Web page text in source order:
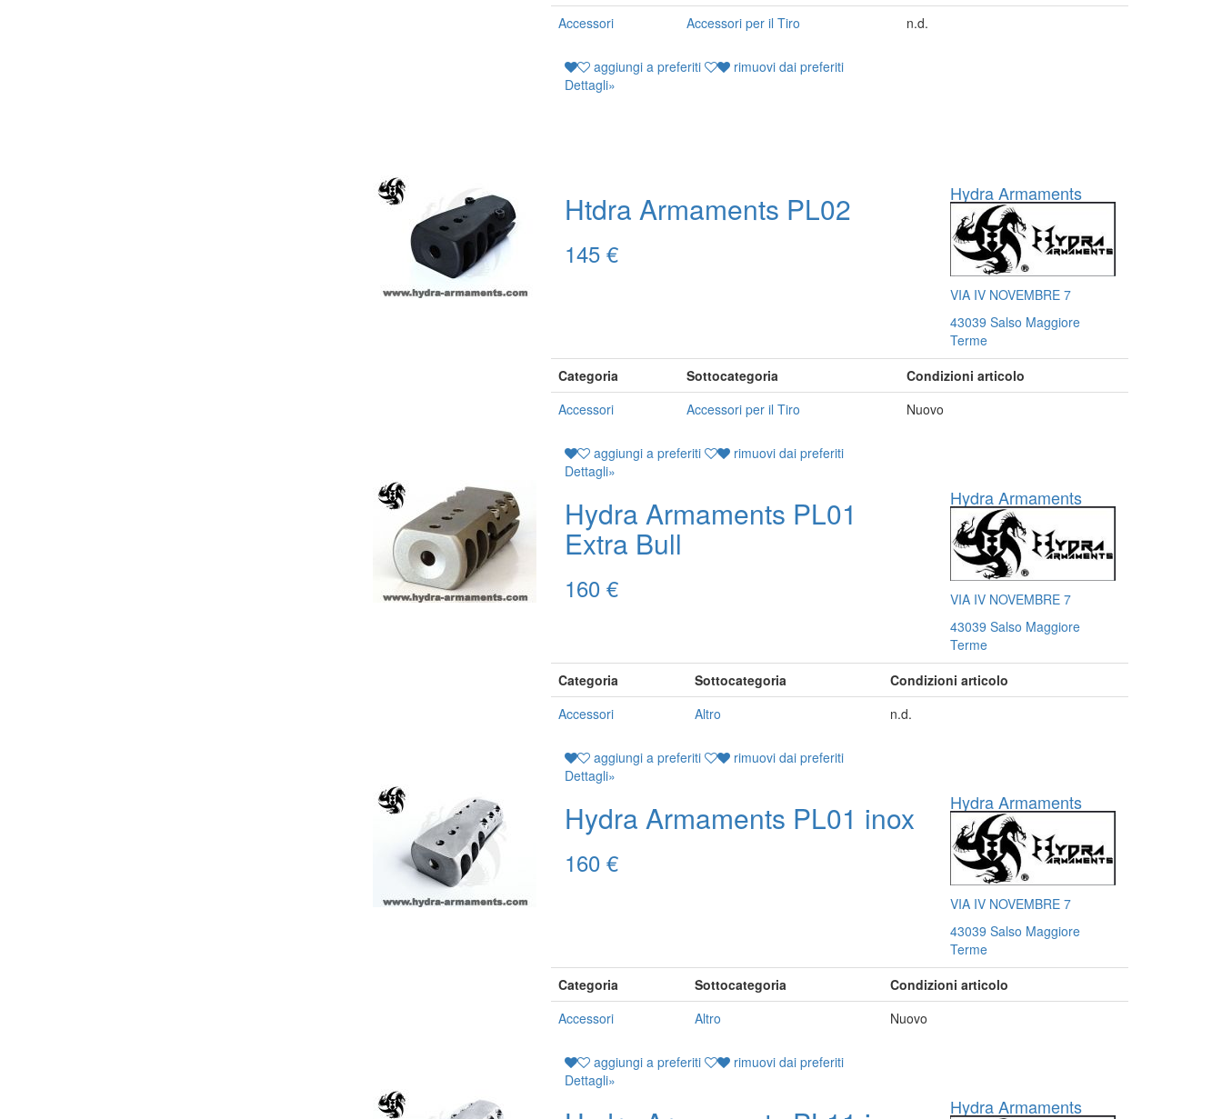
Accessori
Accessori per il Tiro n.d.
aggiungi a preferiti
rimuovi dai preferiti
Dettagli»
Htdra Armaments PL02
145 €
Hydra Armaments
VIA IV NOVEMBRE 7
43039 Salso Maggiore
Terme
Categoria
Sottocategoria
Condizioni articolo
Accessori
Accessori per il Tiro Nuovo
aggiungi a preferiti
rimuovi dai preferiti
Dettagli»
Hydra Armaments PL01
Extra Bull
160 €
Hydra Armaments
VIA IV NOVEMBRE 7
43039 Salso Maggiore
Terme
Categoria
Sottocategoria
Condizioni articolo
Accessori
Altro n.d.
aggiungi a preferiti
rimuovi dai preferiti
Dettagli»
Hydra Armaments PL01 inox
160 €
Hydra Armaments
VIA IV NOVEMBRE 7
43039 Salso Maggiore
Terme
Categoria
Sottocategoria
Condizioni articolo
Accessori
Altro Nuovo
aggiungi a preferiti
rimuovi dai preferiti
Dettagli»
Hydra Armaments